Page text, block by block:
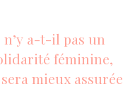
a-t-il pas un
féminine,
mieux assurée